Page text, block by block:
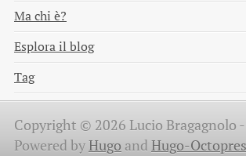
Ma chi è?
Esplora il blog
Tag
Copyright © 2026 Lucio Bragagnolo -
Powered byHugo and Hugo-